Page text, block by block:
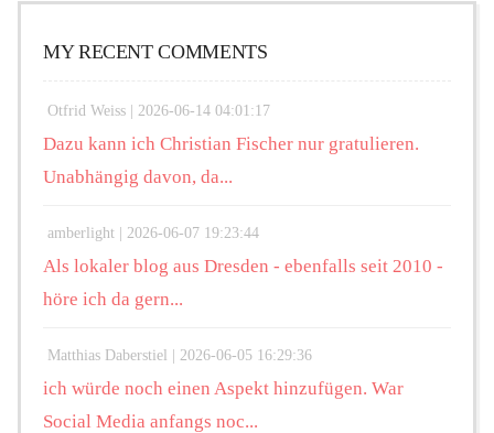
MY RECENT COMMENTS
Otfrid Weiss | 2026-06-14 04:01:17
Dazu kann ich Christian Fischer nur gratulieren.
Unabhängig davon, da...
amberlight | 2026-06-07 19:23:44
Als lokaler blog aus Dresden - ebenfalls seit 2010 -
höre ich da gern...
Matthias Daberstiel | 2026-06-05 16:29:36
ich würde noch einen Aspekt hinzufügen. War
Social Media anfangs noc...